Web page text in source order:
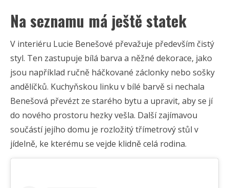
Na seznamu má ještě statek
V interiéru Lucie Benešové převažuje především čistý
styl. Ten zastupuje bílá barva a něžné dekorace, jako
jsou například ručně háčkované záclonky nebo sošky
andělíčků. Kuchyňskou linku v bílé barvě si nechala
Benešová převézt ze starého bytu a upravit, aby se jí
do nového prostoru hezky vešla. Další zajímavou
součástí jejího domu je rozložitý třímetrový stůl v
jídelně, ke kterému se vejde klidně celá rodina.